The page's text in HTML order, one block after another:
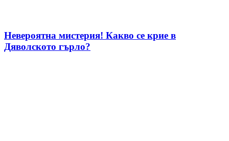
Невероятна мистерия! Какво се крие в
Дяволското гърло?